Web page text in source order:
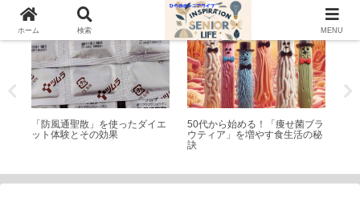
トピック
「防風通聖散」を使ったダイエ
ット体験とその効果
シニアライフ
50代から始める！「痩せ菌ブラ
ウティア」を増やす食生活の秘
訣
ホーム 検索 MENU